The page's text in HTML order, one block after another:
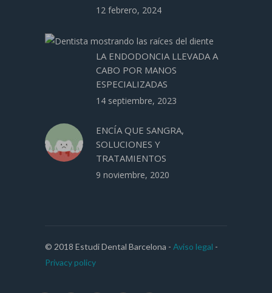
12 febrero, 2024
LA ENDODONCIA LLEVADA A
CABO POR MANOS
ESPECIALIZADAS
14 septiembre, 2023
ENCÍA QUE SANGRA,
SOLUCIONES Y
TRATAMIENTOS
9 noviembre, 2020
© 2018 Estudi Dental Barcelona - Aviso legal -
Privacy policy